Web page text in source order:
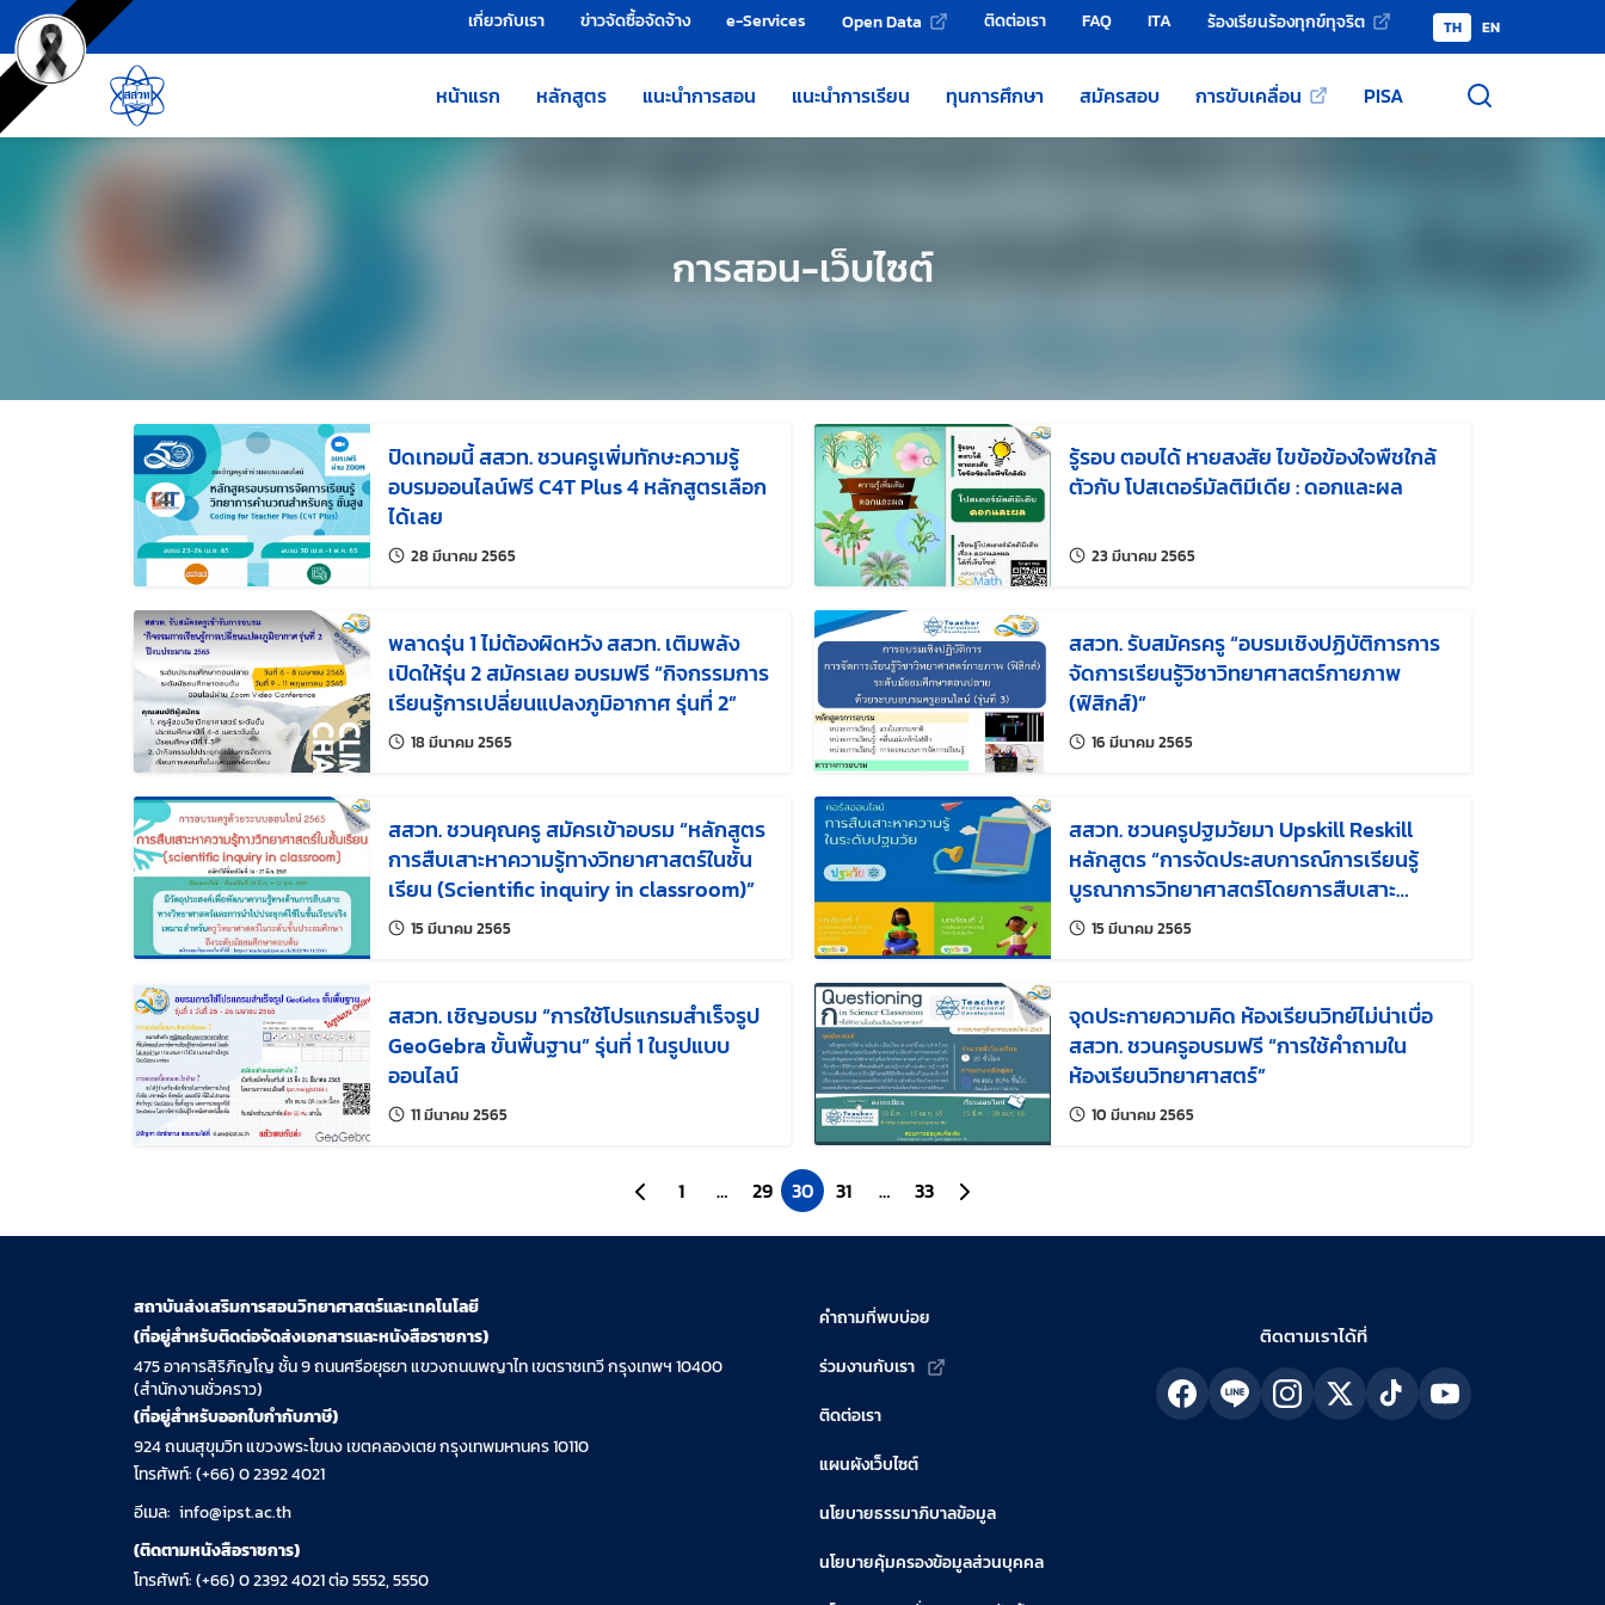
ข้ามไปยังเนื้อหาหลัก
เครื่องมือช่วยเหลือ เกี่ยวกับเรา ข่าวจัดซื้อจัดจ้าง e-Services Open Data ติดต่อเรา FAQ ITA ร้องเรียนร้องทุกข์ทุจริต TH EN
หน้าแรก หลักสูตร แนะนำการสอน แนะนำการเรียน ทุนการศึกษา สมัครสอบ การขับเคลื่อน PISA
การสอน-เว็บไซต์
ปิดเทอมนี้ สสวท. ชวนครูเพิ่มทักษะความรู้
อบรมออนไลน์ฟรี C4T Plus 4 หลักสูตรเลือก
ได้เลย
28 มีนาคม 2565แก้ไขล่าสุดเมื่อ:
รู้รอบ ตอบได้ หายสงสัย ไขข้อข้องใจพืชใกล้
ตัวกับ โปสเตอร์มัลติมีเดีย : ดอกและผล
23 มีนาคม 2565แก้ไขล่าสุดเมื่อ:
พลาดรุ่น 1 ไม่ต้องผิดหวัง สสวท. เติมพลัง
เปิดให้รุ่น 2 สมัครเลย อบรมฟรี “กิจกรรมการ
เรียนรู้การเปลี่ยนแปลงภูมิอากาศ รุ่นที่ 2”
18 มีนาคม 2565แก้ไขล่าสุดเมื่อ:
สสวท. รับสมัครครู “อบรมเชิงปฏิบัติการการ
จัดการเรียนรู้วิชาวิทยาศาสตร์กายภาพ
(ฟิสิกส์)”
16 มีนาคม 2565แก้ไขล่าสุดเมื่อ:
สสวท. ชวนคุณครู สมัครเข้าอบรม “หลักสูตร
การสืบเสาะหาความรู้ทางวิทยาศาสตร์ในชั้น
เรียน (Scientific inquiry in classroom)”
15 มีนาคม 2565แก้ไขล่าสุดเมื่อ:
สสวท. ชวนครูปฐมวัยมา Upskill Reskill
หลักสูตร “การจัดประสบการณ์การเรียนรู้
บูรณาการวิทยาศาสตร์โดยการสืบเสาะ
หาความรู้ในระดับปฐมวัย”
15 มีนาคม 2565แก้ไขล่าสุดเมื่อ:
สสวท. เชิญอบรม “การใช้โปรแกรมสำเร็จรูป
GeoGebra ขั้นพื้นฐาน” รุ่นที่ 1 ในรูปแบบ
ออนไลน์
11 มีนาคม 2565แก้ไขล่าสุดเมื่อ:
จุดประกายความคิด ห้องเรียนวิทย์ไม่น่าเบื่อ
สสวท. ชวนครูอบรมฟรี “การใช้คำถามใน
ห้องเรียนวิทยาศาสตร์”
10 มีนาคม 2565แก้ไขล่าสุดเมื่อ:
ไปยังหน้าก่อนหน้า
1 … 29 30 31 … 33 ไปยังหน้าถัดไป
สถาบันส่งเสริมการสอนวิทยาศาสตร์และเทคโนโลยี
(ที่อยู่สำหรับติดต่อจัดส่งเอกสารและหนังสือราชการ)
475 อาคารสิริภิญโญ ชั้น 9 ถนนศรีอยุธยา แขวงถนนพญาไท เขตราชเทวี กรุงเทพฯ 10400
(สำนักงานชั่วคราว)
(ที่อยู่สำหรับออกใบกำกับภาษี)
924 ถนนสุขุมวิท แขวงพระโขนง เขตคลองเตย กรุงเทพมหานคร 10110
โทรศัพท์: (+66) 0 2392 4021
อีเมล: info@ipst.ac.th
(ติดตามหนังสือราชการ)
โทรศัพท์: (+66) 0 2392 4021 ต่อ 5552, 5550
คำถามที่พบบ่อย
ร่วมงานกับเรา
ติดต่อเรา
แผนผังเว็บไซต์
นโยบายธรรมาภิบาลข้อมูล
นโยบายคุ้มครองข้อมูลส่วนบุคคล
ติดตามเราได้ที่